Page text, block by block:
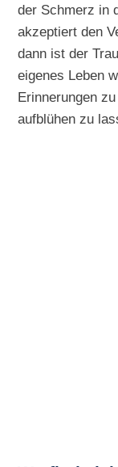
der Schmerz in
akzeptiert den
dann ist der
eigenes Leben
Erinnerungen
aufblühen zu